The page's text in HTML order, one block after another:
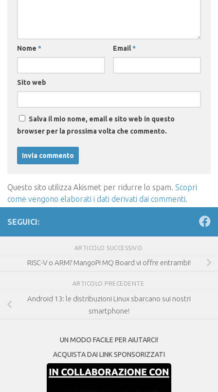
Nome * Email*
Sito web
Salva il mio nome, email e sito web in questo
browser per la prossima volta che commento.
Questo sito utilizza Akismet per ridurre lo spam. Scopri
come vengono elaborati i dati derivati dai commenti.
SEGUICI:
ARTICOLO SUCCESSIVO
RISC-V o ARM? MangoPi MQ Board vi offre entrambi!
ARTICOLO PRECEDENTE
Android 13: le distribuzioni Linux sbarcano sui nostri
smartphone!
UN MODO FACILE PER AIUTARCI!
ACQUISTA DAI LINK SPONSORIZZATI